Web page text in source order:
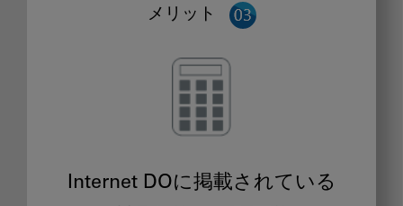
メリット
Internet DOに掲載されている